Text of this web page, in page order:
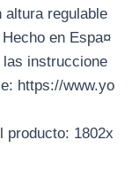
altura regulable
en Espa¤
las instruccione
https://www.yo
producto: 1802x